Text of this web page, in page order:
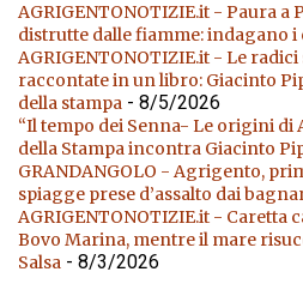
AGRIGENTONOTIZIE.it - Paura a
distrutte dalle fiamme: indagano
AGRIGENTONOTIZIE.it - Le
raccontate in un libro: Giacinto
della stampa - 8/5/2026
“Il tempo dei Senna- Le origini di
della Stampa incontra Giacinto
GRANDANGOLO - Agrigento,
spiagge prese d’assalto dai
AGRIGENTONOTIZIE.it - Caretta
Bovo Marina, mentre il mare
Salsa - 8/3/2026